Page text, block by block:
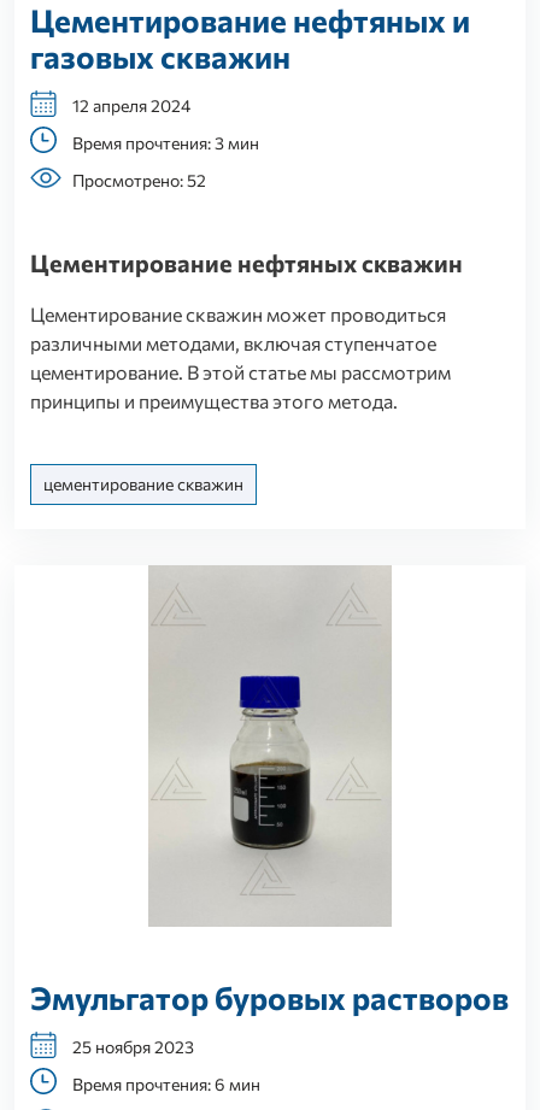
Цементирование нефтяных и
газовых скважин
12 апреля 2024
Время прочтения: 3 мин
Просмотрено: 52
Цементирование нефтяных скважин
Цементирование скважин может проводиться
различными методами, включая ступенчатое
цементирование. В этой статье мы рассмотрим
принципы и преимущества этого метода.
цементирование скважин
Эмульгатор буровых растворов
25 ноября 2023
Время прочтения: 6 мин